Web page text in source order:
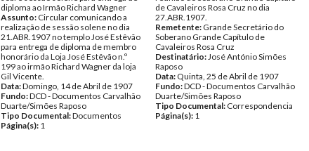
diploma ao Irmão Richard Wagner
Assunto: Circular comunicando a
realização de sessão solene no dia
21.ABR.1907 no templo José Estêvão
para entrega de diploma de membro
honorário da Loja José Estêvão n.º
199 ao irmão Richard Wagner da loja
Gil Vicente.
Data:Domingo, 14 de Abril de 1907
Fundo:DCD - Documentos Carvalhão
Duarte/Simões Raposo
Tipo Documental:Documentos
Página(s): 1
de Cavaleiros Rosa Cruz no dia
27.ABR.1907.
Remetente: Grande Secretário do
Soberano Grande Capítulo de
Cavaleiros Rosa Cruz
Destinatário:José António Simões
Raposo
Data: Quinta, 25 de Abril de 1907
Fundo:DCD - Documentos Carvalhão
Duarte/Simões Raposo
Tipo Documental: Correspondencia
Página(s): 1